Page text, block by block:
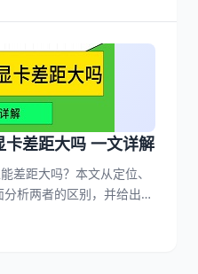
卡差距大吗 一文详解
差距大吗？本文从定位、
析两者的区别，并给出选
游戏玩家和硬件爱好者。